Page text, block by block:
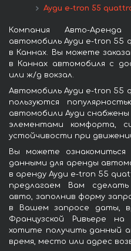
Ауди e-tron 55
Компания Авто-
автомобиль Ауди e-tron 55
в Каннах. Вы можете
в Каннах автомобиля с
или ж/д вокзал.
Автомобиль Ауди e-tron 55
пользуются
автомобили Ауди
элементами комфорта,
устойчивости при
Вы можете
данными для аренды
в аренду Ауди e-tron 55
предлагаем Вам
авто, заполнив форму
в Вашем запросе даты,
Французской Ривьере
хотите получить данный
время, место или адрес